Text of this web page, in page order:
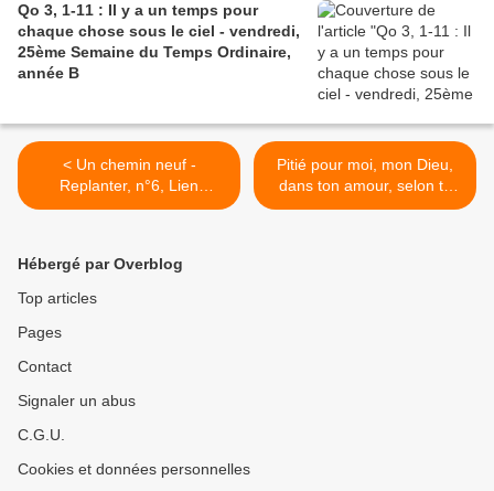
Qo 3, 1-11 : Il y a un temps pour
chaque chose sous le ciel - vendredi,
25ème Semaine du Temps Ordinaire,
année B
< Un chemin neuf -
Replanter, n°6, Lien
d’information de la paroisse
Pitié pour moi, mon Dieu,
dans ton amour, selon ta
grande miséricorde, efface
Hébergé par Overblog
Top articles
Pages
Contact
Signaler un abus
C.G.U.
Cookies et données personnelles